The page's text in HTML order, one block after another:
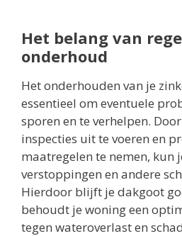
Het belang van
onderhoud
Het onderhouden van je
essentieel om eventuele
sporen en te verhelpen.
inspecties uit te voeren en
maatregelen te nemen, kun
verstoppingen en andere
Hierdoor blijft je dakgoot
behoudt je woning een
tegen wateroverlast en